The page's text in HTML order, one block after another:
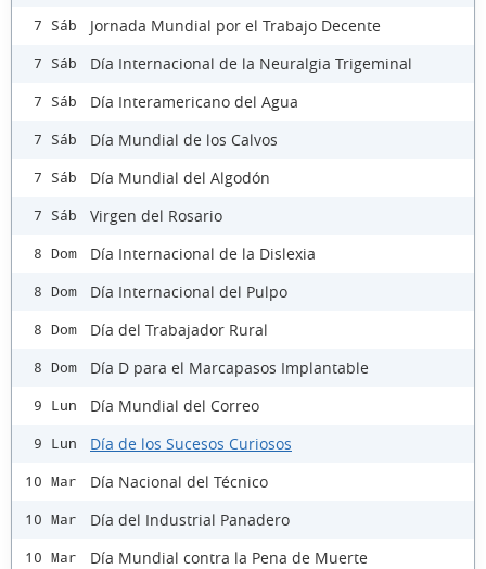
7 Sáb Jornada Mundial por el Trabajo Decente
7 Sáb Día Internacional de la Neuralgia Trigeminal
7 Sáb Día Interamericano del Agua
7 Sáb Día Mundial de los Calvos
7 Sáb Día Mundial del Algodón
7 Sáb Virgen del Rosario
8 Dom Día Internacional de la Dislexia
8 Dom Día Internacional del Pulpo
8 Dom Día del Trabajador Rural
8 Dom Día D para el Marcapasos Implantable
9 Lun Día Mundial del Correo
9 Lun Día de los Sucesos Curiosos
10 Mar Día Nacional del Técnico
10 Mar Día del Industrial Panadero
10 Mar Día Mundial contra la Pena de Muerte